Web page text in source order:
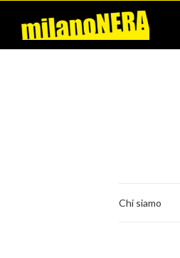
Chi siamo